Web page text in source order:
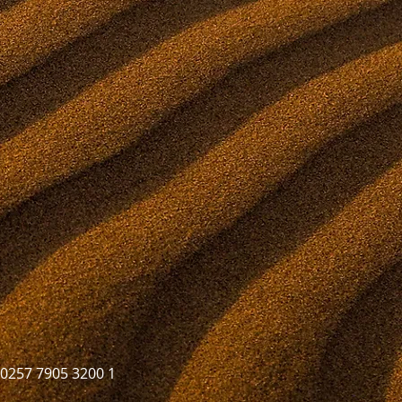
7905 3200 1